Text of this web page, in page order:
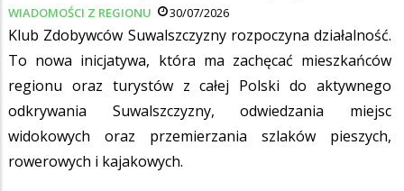
WIADOMOŚCI Z REGIONU 30/07/2026
Klub Zdobywców Suwalszczyzny rozpoczyna działalność.
To nowa inicjatywa, która ma zachęcać mieszkańców
regionu oraz turystów z całej Polski do aktywnego
odkrywania Suwalszczyzny, odwiedzania miejsc
widokowych oraz przemierzania szlaków pieszych,
rowerowych i kajakowych.